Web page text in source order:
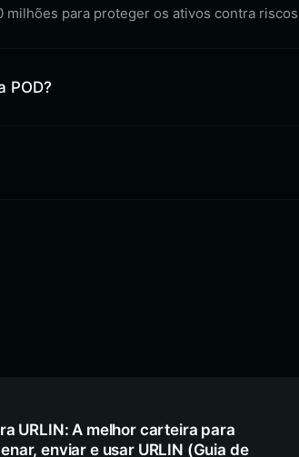
para proteger os ativos contra
POD?
URLIN: A melhor carteira para
enviar e usar URLIN (Guia de